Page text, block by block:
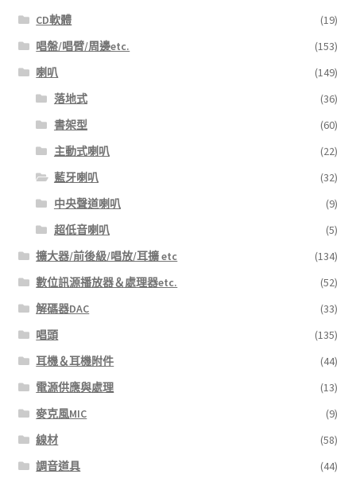
CD軟體
(19)
唱盤/唱臂/周邊etc.
(153)
喇叭
(149)
落地式
(36)
書架型
(60)
主動式喇叭
(22)
藍牙喇叭
(32)
中央聲道喇叭
(9)
超低音喇叭
(5)
擴大器/前後級/唱放/耳擴 etc
(134)
數位訊源播放器＆處理器etc.
(52)
解碼器DAC
(33)
唱頭
(135)
耳機＆耳機附件
(44)
電源供應與處理
(13)
麥克風MIC
(9)
線材
(58)
調音道具
(44)